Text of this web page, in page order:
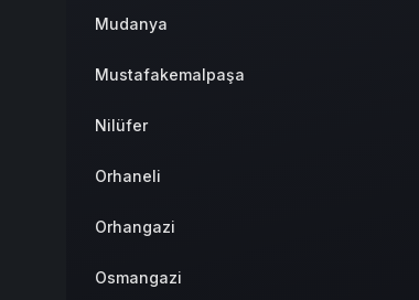
Mudanya
Mustafakemalpaşa
Nilüfer
Orhaneli
Orhangazi
Osmangazi